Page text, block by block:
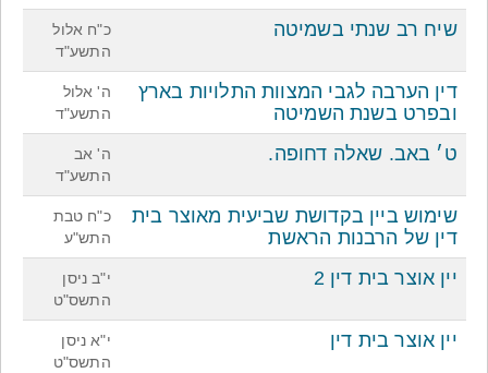
שיח רב שנתי בשמיטה
כ"ח אלול
התשע"ד
דין הערבה לגבי המצוות התלויות בארץ
ובפרט בשנת השמיטה
ה' אלול
התשע"ד
ט׳ באב. שאלה דחופה.
ה' אב
התשע"ד
שימוש ביין בקדושת שביעית מאוצר בית
דין של הרבנות הראשת
כ"ח טבת
התש"ע
יין אוצר בית דין 2
י"ב ניסן
התשס"ט
יין אוצר בית דין
י"א ניסן
התשס"ט